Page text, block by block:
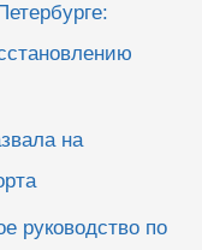
на
руководство по